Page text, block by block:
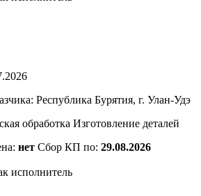
Республика Бурятия, г. Улан-Удэ
обработка Изготовление деталей
нет Сбор КП по: 29.08.2026